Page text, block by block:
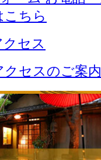
クセス
クセスのご案内